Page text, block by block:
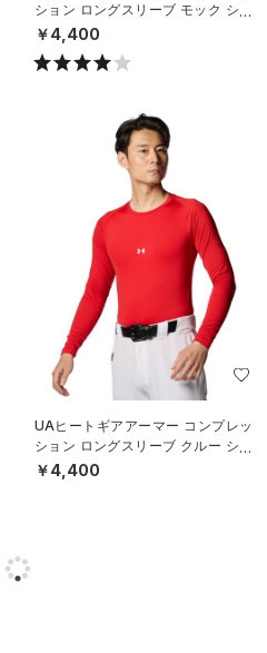
ション ロングスリーブ モック シャ
ツ（ベースボール/MEN）
￥4,400
UAヒートギアアーマー コンプレッ
ション ロングスリーブ クルー シャ
ツ（ベースボール/MEN）
￥4,400